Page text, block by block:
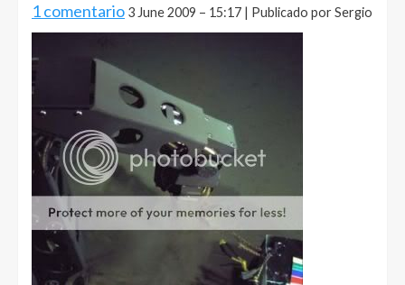
1 comentario 3 June 2009 – 15:17 | Publicado por Sergio